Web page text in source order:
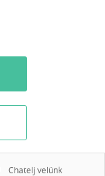
Chatelj velünk